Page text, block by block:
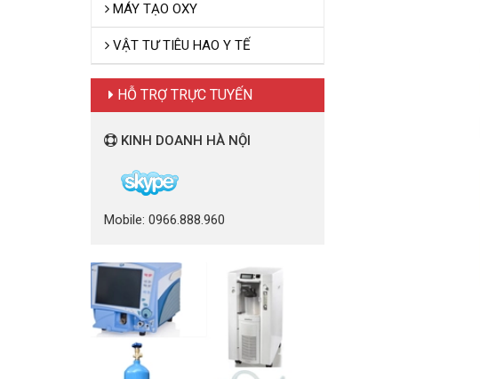
MÁY TẠO OXY
VẬT TƯ TIÊU HAO Y TẾ
HỖ TRỢ TRỰC TUYẾN
KINH DOANH HÀ NỘI
Mobile: 0966.888.960